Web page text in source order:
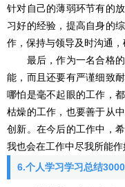
针对自己的薄弱环节有的
习好的经验，提高自身的
作，保持与领导及时沟通，
最后，作为一名合格的
能，而且还要有严谨细致
哪怕是毫不起眼的工作，
枯燥的工作，也要善于从
创新。在今后的工作中，
我也会在工作中尽我所能作
6.个人学习学习总结